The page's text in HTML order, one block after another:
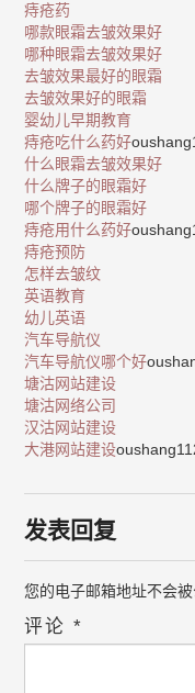
痔疮药
哪款眼霜去皱效果好
哪种眼霜去皱效果好
去皱效果最好的眼霜
去皱效果好的眼霜
婴幼儿早期教育
痔疮吃什么药好
什么眼霜去皱效果好
什么牌子的眼霜好
哪个牌子的眼霜好
痔疮用什么药好
痔疮预防
怎样去皱纹
英语教育
幼儿英语
汽车导航仪
汽车导航仪哪个好
塘沽网站建设
塘沽网络公司
汉沽网站建设
大港网站建设
发表回复
您的电子邮箱地址不会被
评论*